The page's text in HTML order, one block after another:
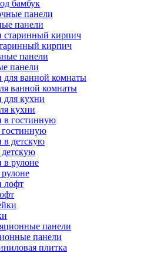
бамбук
панели
кирпич
панели
ванной комнаты
кухни
панели
плитка